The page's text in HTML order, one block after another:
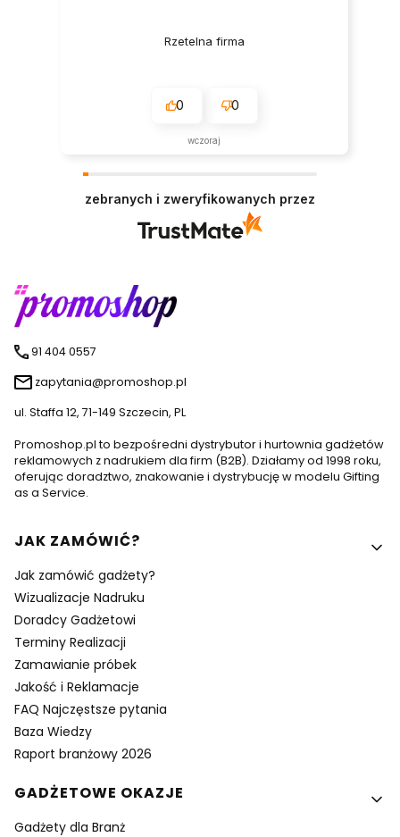
Rzetelna firma
0 0
wczoraj
zebranych i zweryfikowanych przez
91 404 0557
zapytania@promoshop.pl
ul. Staffa 12, 71-149 Szczecin, PL
Promoshop.pl to bezpośredni dystrybutor i hurtownia gadżetów
reklamowych z nadrukiem dla firm (B2B). Działamy od 1998 roku,
oferując doradztwo, znakowanie i dystrybucję w modelu Gifting
as a Service.
Linki w stopce
JAK ZAMÓWIĆ?
Jak zamówić gadżety?
Wizualizacje Nadruku
Doradcy Gadżetowi
Terminy Realizacji
Zamawianie próbek
Jakość i Reklamacje
FAQ Najczęstsze pytania
Baza Wiedzy
Raport branżowy 2026
GADŻETOWE OKAZJE
Gadżety dla Branż